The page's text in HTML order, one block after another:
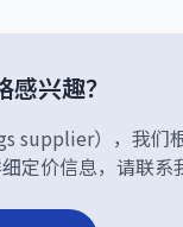
感兴趣？
supplier），我们
定价信息，请联系